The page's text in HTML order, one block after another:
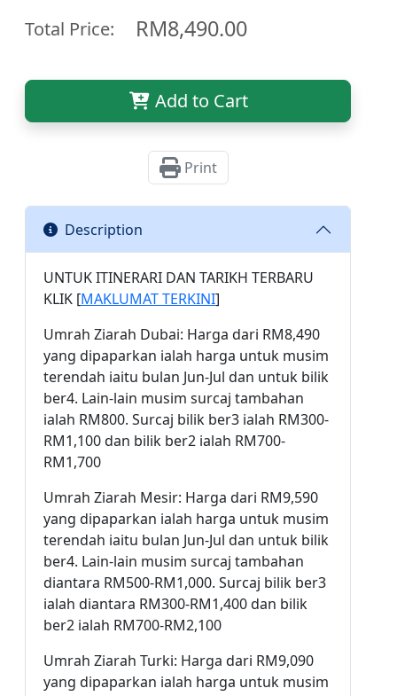
Total Price: RM8,490.00
Add to Cart
Print
Description
UNTUK ITINERARI DAN TARIKH TERBARU
KLIK [MAKLUMAT TERKINI]
Umrah Ziarah Dubai: Harga dari RM8,490
yang dipaparkan ialah harga untuk musim
terendah iaitu bulan Jun-Jul dan untuk bilik
ber4. Lain-lain musim surcaj tambahan
ialah RM800. Surcaj bilik ber3 ialah RM300-
RM1,100 dan bilik ber2 ialah RM700-
RM1,700
Umrah Ziarah Mesir: Harga dari RM9,590
yang dipaparkan ialah harga untuk musim
terendah iaitu bulan Jun-Jul dan untuk bilik
ber4. Lain-lain musim surcaj tambahan
diantara RM500-RM1,000. Surcaj bilik ber3
ialah diantara RM300-RM1,400 dan bilik
ber2 ialah RM700-RM2,100
Umrah Ziarah Turki: Harga dari RM9,090
yang dipaparkan ialah harga untuk musim